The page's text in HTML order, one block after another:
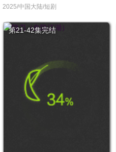
2025/中国大陆/短剧
第21-42集完结